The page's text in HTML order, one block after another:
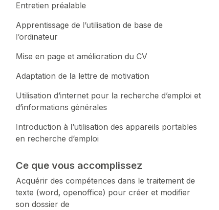
Entretien préalable
Apprentissage de l’utilisation de base de
l’ordinateur
Mise en page et amélioration du CV
Adaptation de la lettre de motivation
Utilisation d’internet pour la recherche d’emploi et
d’informations générales
Introduction à l’utilisation des appareils portables
en recherche d’emploi
Ce que vous accomplissez
Acquérir des compétences dans le traitement de
texte (word, openoffice) pour créer et modifier
son dossier de